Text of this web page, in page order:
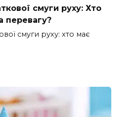
смуги руху: Хто
перевагу?
смуги руху: хто має